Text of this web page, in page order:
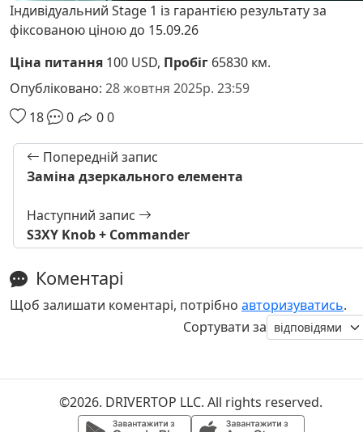
Індивідуальний Stage 1 із гарантією результату за
фіксованою ціною до 15.09.26
Ціна питання 100 USD, Пробіг 65830 км.
Опубліковано: 28 жовтня 2025р. 23:59
18
0 00
Попередній запис
Заміна дзеркального елемента
Наступний запис
S3XY Knob + Commander
Коментарі
Щоб залишати коментарі, потрібно авторизуватись.
Сортувати за
©2026. DRIVERTOP LLC. All rights reserved.